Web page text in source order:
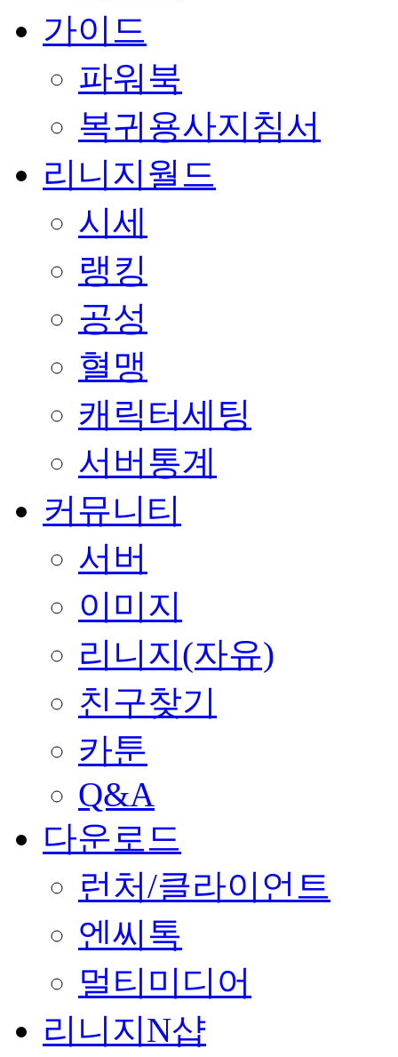
가이드
파워북
복귀용사지침서
리니지월드
시세
랭킹
공성
혈맹
캐릭터세팅
서버통계
커뮤니티
서버
이미지
리니지(자유)
친구찾기
카툰
Q&A
다운로드
런처/클라이언트
엔씨톡
멀티미디어
리니지N샵